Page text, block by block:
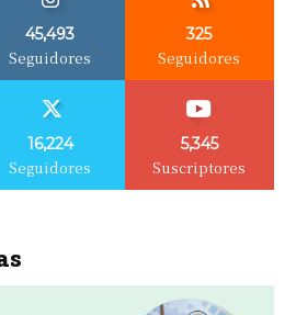
45,493
Seguidores
325
Seguidores
16,224
Seguidores
5,345
Suscriptores